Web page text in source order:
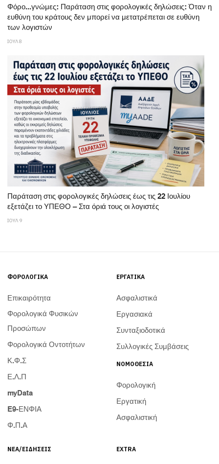
Φόρο...γνώμες: Παράταση στις φορολογικές δηλώσεις: Όταν η
ευθύνη του κράτους δεν μπορεί να μετατρέπεται σε ευθύνη
των λογιστών
ΙΟΥΛ 8
Παράταση στις φορολογικές δηλώσεις έως τις 22 Ιουλίου
εξετάζει το ΥΠΕΘΟ – Στα όριά τους οι λογιστές
ΙΟΥΛ 9
ΦΟΡΟΛΟΓΙΚΆ
Επικαιρότητα
Φορολογικά Φυσικών
Προσώπων
Φορολογικά Οντοτήτων
Κ.Φ.Σ
Ε.Λ.Π
myData
E9-ΕΝΦΙΑ
Φ.Π.Α
ΕΡΓΑΤΙΚΆ
Ασφαλιστικά
Εργασιακά
Συνταξιοδοτικά
Συλλογικές Συμβάσεις
ΝΟΜΟΘΕΣΊΑ
Φορολογική
Εργατική
Ασφαλιστική
ΝΈΑ/ΕΙΔΉΣΕΙΣ EXTRA